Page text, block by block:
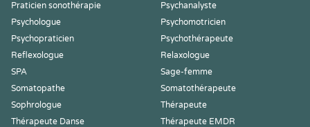
Praticien sonothérapie
Psychanalyste
Psychologue
Psychomotricien
Psychopraticien
Psychothérapeute
Reflexologue
Relaxologue
SPA
Sage-femme
Somatopathe
Somatothérapeute
Sophrologue
Thérapeute
Thérapeute Danse
Thérapeute EMDR